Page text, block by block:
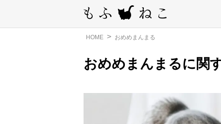
HOME おめめまんまる
おめめまんまるに関